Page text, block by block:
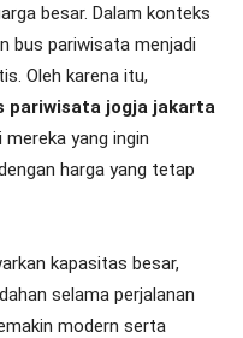
besar. Dalam konteks
bus pariwisata menjadi
Oleh karena itu,
pariwisata jogja jakarta
yang ingin
harga yang tetap
kapasitas besar,
selama perjalanan
modern serta